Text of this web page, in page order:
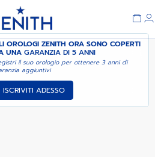
OROLOGI ZENITH ORA SONO COPERTI
UNAGARANZIA DI 5 ANNI
il suo orologio per ottenere 3 anni di
aggiuntivi
ISCRIVITI ADESSO